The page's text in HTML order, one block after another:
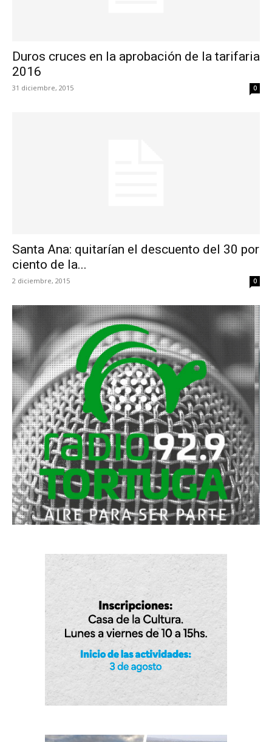
Duros cruces en la aprobación de la tarifaria
2016
31 diciembre, 2015 0
Santa Ana: quitarían el descuento del 30 por
ciento de la...
2 diciembre, 2015 0